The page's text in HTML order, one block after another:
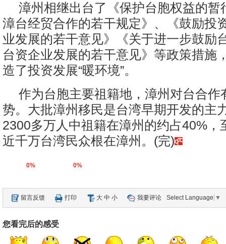
漳州相继出台了《保护台胞权益的暂
漳台经贸合作的若干规定》、《鼓励投
业发展的若干意见》《关于进一步鼓励
台资企业发展的若干意见》等政策措施
造了投资发展“暖环境”。
作为台胞主要祖籍地，漳州对台合作
势。大批漳州移民是台湾早期开发的主
2300多万人中祖籍在漳州的约占40%，
近千万台湾民众根在漳州。(完)
0% 0%
留言反馈 打印 大 中 小 我要评论 Select Language ▼
您看完后的感受